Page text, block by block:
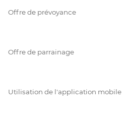
Offre de prévoyance
Offre de parrainage
Utilisation de l'application mobile